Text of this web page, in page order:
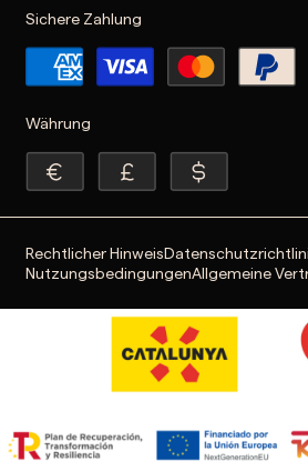
Sichere Zahlung
Währung
Rechtlicher Hinweis
NutzungsbedingungenAllgemeine